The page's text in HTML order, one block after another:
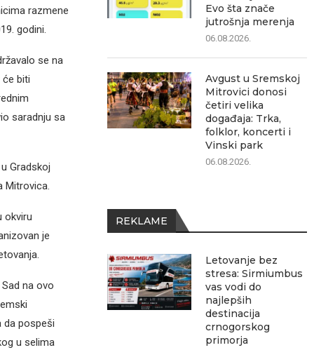
razmene
godini.
se na
će biti
saradnju sa
Gradskoj
Mitrovica.
okviru
je
na ovo
da pospeši
u selima
Evo šta znače
jutrošnja merenja
06.08.2026.
Avgust u Sremskoj
Mitrovici donosi
četiri velika
događaja: Trka,
folklor, koncerti i
Vinski park
06.08.2026.
REKLAME
Letovanje bez
stresa: Sirmiumbus
vas vodi do
najlepših
destinacija
crnogorskog
primorja